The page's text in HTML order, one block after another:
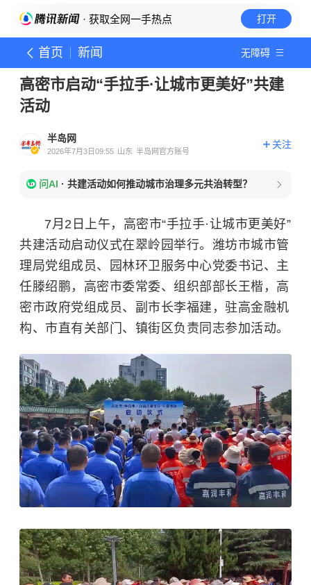
· 获取全网一手热点 打开
首页 新闻 无障碍
高密市启动“手拉手·让城市更美好”共建
活动
半岛网
2026年7月3日09:55 山东 半岛网官方账号
关注
问AI · 共建活动如何推动城市治理多元共治转型？
7月2日上午，高密市“手拉手·让城市更美好”
共建活动启动仪式在翠岭园举行。潍坊市城市管
理局党组成员、园林环卫服务中心党委书记、主
任滕绍鹏，高密市委常委、组织部部长王楷，高
密市政府党组成员、副市长李福建，驻高金融机
构、市直有关部门、镇街区负责同志参加活动。